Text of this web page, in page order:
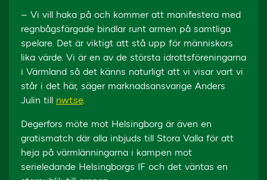
– Vi vill haka på och kommer att manifestera med
regnbågsfärgade bindlar runt armen på samtliga
spelare. Det är viktigt att stå upp för människors
lika värde. Vi är en av de största idrottsföreningarna
i Värmland så det känns naturligt att vi visar vart vi
står i det här, säger marknadsansvarige Anders
Julin till nwt.se.
Degerfors möte mot Helsingborg är även en
gratismatch där alla inbjuds till Stora Valla för att
heja på värmlänningarna i kampen mot
serieledande Helsingborgs IF och det väntas en